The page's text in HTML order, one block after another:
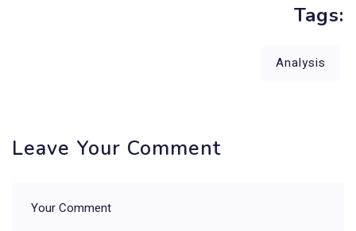
Tags:
Analysis
Leave Your Comment